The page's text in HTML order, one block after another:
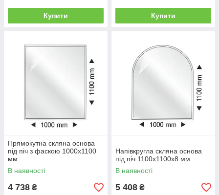
Купити Купити
Прямокутна скляна основа
під піч з фаскою 1000x1100
мм
В наявності
4 738 ₴
Напівкругла скляна основа
під піч 1100x1100х8 мм
В наявності
5 408 ₴